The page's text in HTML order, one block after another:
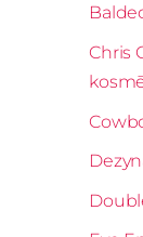
Chris